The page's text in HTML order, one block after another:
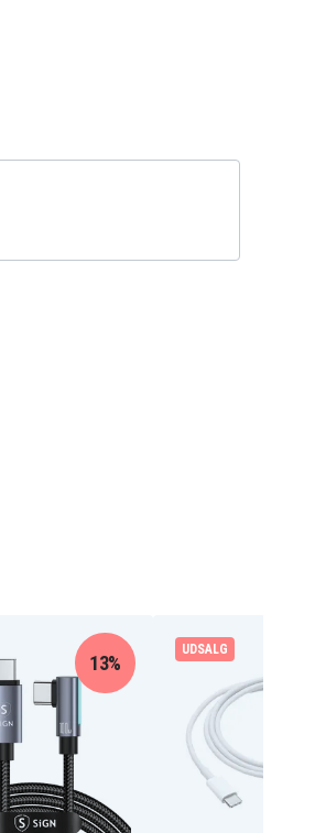
13%
UDSALG